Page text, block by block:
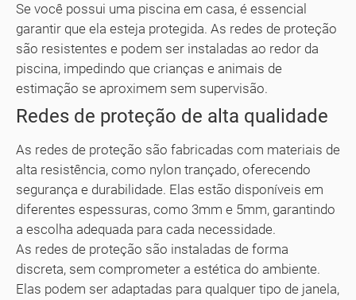
Se você possui uma piscina em casa, é essencial
garantir que ela esteja protegida. As redes de proteção
são resistentes e podem ser instaladas ao redor da
piscina, impedindo que crianças e animais de
estimação se aproximem sem supervisão.
Redes de proteção de alta qualidade
As redes de proteção são fabricadas com materiais de
alta resistência, como nylon trançado, oferecendo
segurança e durabilidade. Elas estão disponíveis em
diferentes espessuras, como 3mm e 5mm, garantindo
a escolha adequada para cada necessidade.
As redes de proteção são instaladas de forma
discreta, sem comprometer a estética do ambiente.
Elas podem ser adaptadas para qualquer tipo de janela,